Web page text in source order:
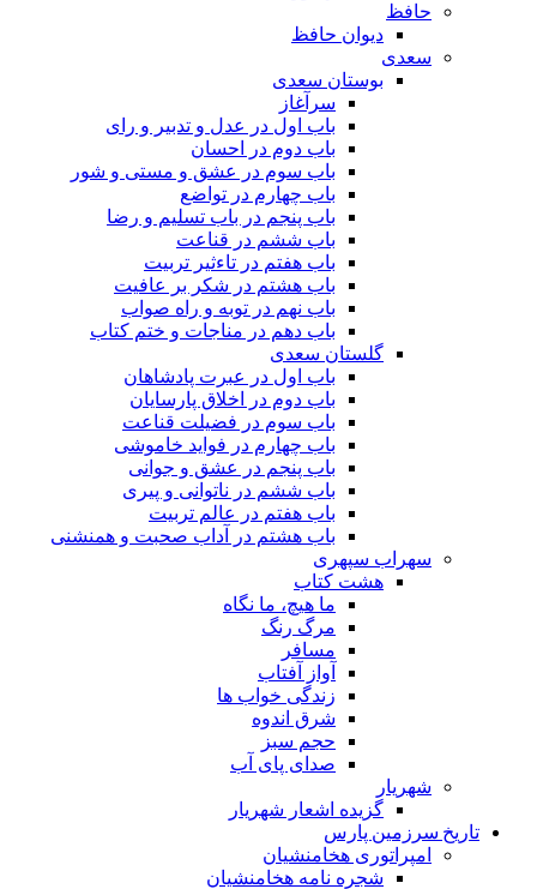
حافظ
دیوان حافظ
سعدی
بوستان سعدی
سرآغاز
باب اول در عدل و تدبیر و رای
باب دوم در احسان
باب سوم در عشق و مستی و شور
باب چهارم در تواضع
باب پنجم در باب تسلیم و رضا
باب ششم در قناعت
باب هفتم در تاءثیر تربیت
باب هشتم در شکر بر عافیت
باب نهم در توبه و راه صواب
باب دهم در مناجات و ختم کتاب
گلستان سعدی
باب اول در عبرت پادشاهان
باب دوم در اخلاق پارسایان
باب سوم در فضیلت قناعت
باب چهارم در فواید خاموشى
باب پنجم در عشق و جوانى
باب ششم در ناتوانى و پیرى
باب هفتم در عالم تربیت
باب هشتم در آداب صحبت و همنشنى
سهراب سپهری
هشت کتاب
ما هیچ، ما نگاه
مرگ رنگ
مسافر
آواز آفتاب
زندگی خواب ها
شرق اندوه
حجم سبز
صدای پای آب
شهریار
گزیده اشعار شهریار
تاریخ سرزمین پارس
امپراتوری هخامنشیان
شجره نامه هخامنشیان